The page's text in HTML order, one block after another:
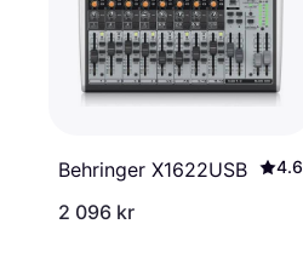
Behringer X1622USB 4.6
2 096 kr